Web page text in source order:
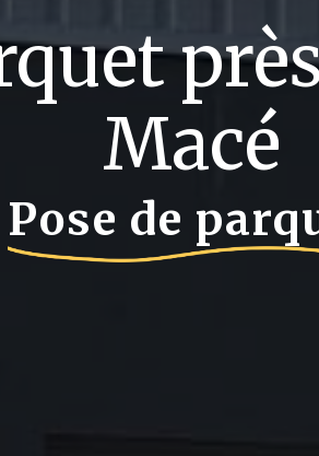
Macé
Pose de